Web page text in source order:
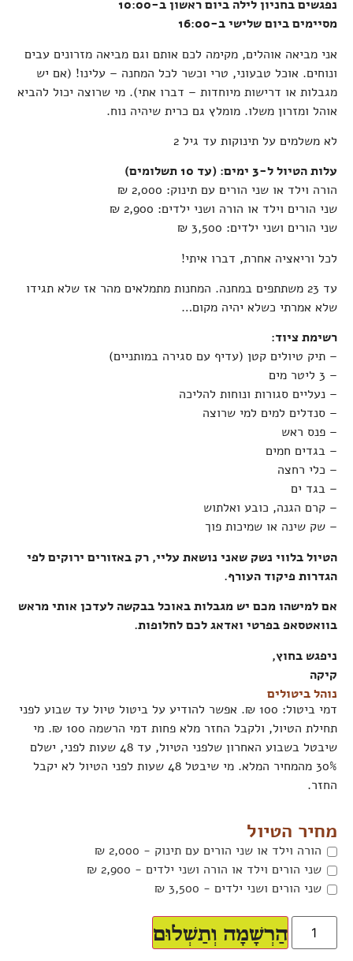
מחיר הטיול
הורה וילד או שני הורים עם תינוק - 2,000 ₪
שני הורים וילד או הורה ושני ילדים - 2,900 ₪
שני הורים ושני ילדים - 3,500 ₪
הַרְשָׁמָה וְתַשְׁלוּם
נפגשים בחניון לילה ביום ראשון ב-10:00
מסיימים ביום שלישי ב-16:00
אני מביאה אוהלים, מקימה לכם אותם וגם מביאה מזרונים עבים
ונוחים. אוכל טבעוני, טרי וכשר לכל המחנה – עלינו! (אם יש
מגבלות או דרישות מיוחדות – דברו אתי). מי שרוצה יכול להביא
אוהל ומזרון משלו. מומלץ גם כרית שיהיה נוח.
לא משלמים על תינוקות עד גיל 2
עלות הטיול ל-3 ימים: (עד 10 תשלומים)
הורה וילד או שני הורים עם תינוק: 2,000 ₪
שני הורים וילד או הורה ושני ילדים: 2,900 ₪
שני הורים ושני ילדים: 3,500 ₪
לכל וריאציה אחרת, דברו איתי!
עד 23 משתתפים במחנה. המחנות מתמלאים מהר אז שלא תגידו
שלא אמרתי כשלא יהיה מקום…
רשימת ציוד:
– תיק טיולים קטן (עדיף עם סגירה במותניים)
– 3 ליטר מים
– נעליים סגורות ונוחות להליכה
– סנדלים למים למי שרוצה
– פנס ראש
– בגדים חמים
– כלי רחצה
– בגד ים
– קרם הגנה, כובע ואלתוש
– שק שינה או שמיכות פוך
הטיול בלווי נשק שאני נושאת עליי, רק באזורים ירוקים לפי
הגדרות פיקוד העורף.
אם למישהו מכם יש מגבלות באוכל בבקשה לעדכן אותי מראש
בוואטסאפ בפרטי ואדאג לכם לחלופות.
ניפגש בחוץ,
קיקה
נוהל ביטולים
דמי ביטול: 100 ₪. אפשר להודיע על ביטול טיול עד שבוע לפני
תחילת הטיול, ולקבל החזר מלא פחות דמי הרשמה 100 ₪. מי
שיבטל בשבוע האחרון שלפני הטיול, עד 48 שעות לפני, ישלם
30% מהמחיר המלא. מי שיבטל 48 שעות לפני הטיול לא יקבל
החזר.